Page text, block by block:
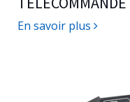
En savoir plus